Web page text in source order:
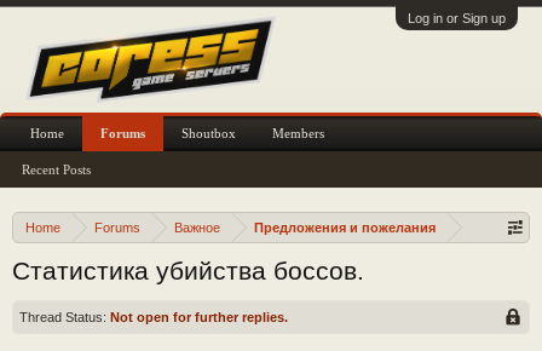
Log in or Sign up
Home Forums Важное Предложения и пожелания
Статистика убийства боссов.
Thread Status: Not open for further replies.
Home Forums
Recent Posts
Shoutbox Members